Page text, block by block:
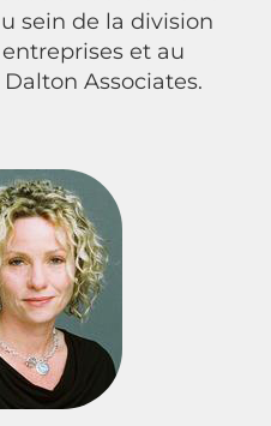
sein de la division
et au
Associates.